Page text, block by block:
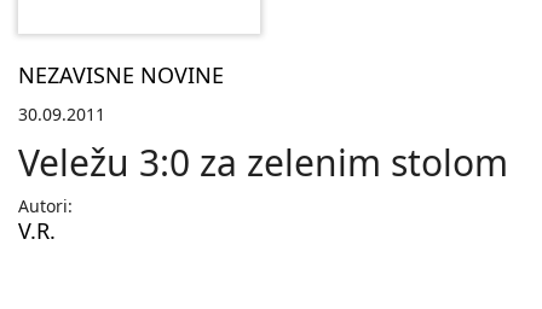
NEZAVISNE NOVINE
30.09.2011
Veležu 3:0 za zelenim stolom
Autori:
V.R.